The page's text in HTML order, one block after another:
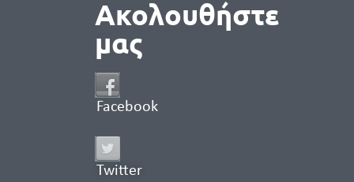
Ακολουθήστε
μας
Facebook
Twitter